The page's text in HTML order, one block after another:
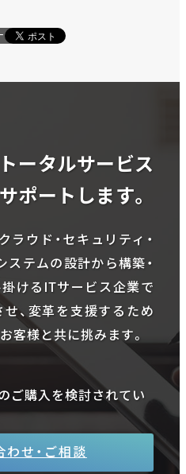
ータルサービス
ポートします。
ラウド・セキュリティ・
ステムの設計から構築・
けるITサービス企業で
、変革を支援するため
客様と共に挑みます。
ご購入を検討されてい
わせ・ご相談